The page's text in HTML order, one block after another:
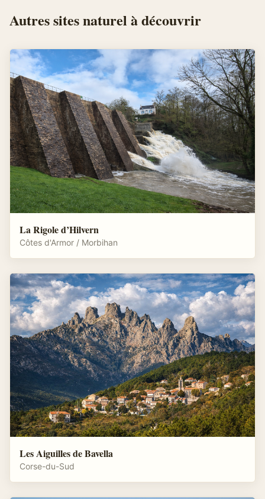
Autressites naturel à découvrir
La Rigole d’Hilvern
Côtes d'Armor / Morbihan
Les Aiguilles de Bavella
Corse-du-Sud